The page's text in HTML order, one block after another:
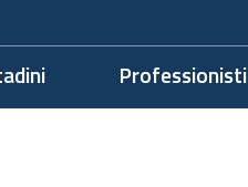
Professionisti